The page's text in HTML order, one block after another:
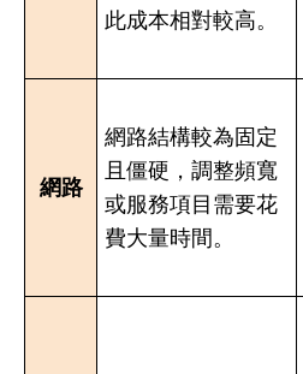
此成本相對較高。
網路
網路結構較為固定
且僵硬，調整頻寬
或服務項目需要花
費大量時間。